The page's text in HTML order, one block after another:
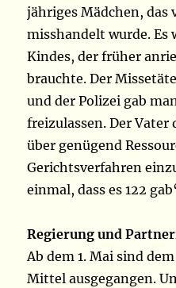
jähriges Mädchen, das
misshandelt wurde. Es
Kindes, der früher
brauchte. Der
und der Polizei gab
freizulassen. Der Vater
über genügend
Gerichtsverfahren
einmal, dass es 122
Regierung und
Ab dem 1. Mai sind
Mittel ausgegangen.